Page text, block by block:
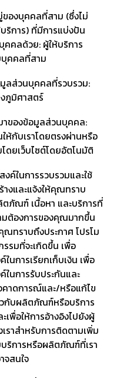
องบุคคลที่สาม (ซึ่งไม่
ริการ) ที่มีการแบ่งปัน
คลด้วย: ผู้ให้บริการ
บุคคลที่สาม
มูลส่วนบุคคลที่รวบรวม:
ภูมิศาสตร์
าของข้อมูลส่วนบุคคล:
กับเราโดยตรงผ่านหรือ
ดยเว็บไซต์โดยอัตโนมัติ
งค์ในการรวบรวมและใช้
างและแจ้งให้คุณทราบ
ภัณฑ์ เนื้อหา และบริการที่
มต้องการของคุณมากขึ้น
ณทราบถึงประกาศ โปรโม
รมที่จะเกิดขึ้น เพื่อ
ในการเรียกเก็บเงิน เพื่อ
ในการรับประกันและ
คาดการณ์และ/หรือแก้ไข
กับผลิตภัณฑ์หรือบริการ
เพื่อให้การอ้างอิงไปยังผู้
ราสำหรับการติดตามเพิ่ม
ริการหรือผลิตภัณฑ์ที่เรา
สนใจ